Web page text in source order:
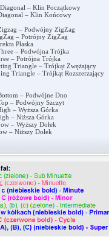
– Klin Początkowy
– Klin Końcowy
– Podwójny ZigZag
– Potrójny ZigZag
Płaska
– Podwójna Trójka
– Potrójna Trójka
Triangle – Trójkąt Zwężający
Triangle – Trójkąt Rozszerzający
– Podwójne Dno
– Podwójny Szczyt
– Wyższa Górka
– Niższa Górka
– Wyższy Dołek
– Niższy Dołek